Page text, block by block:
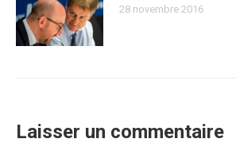
28 novembre 2016
Laisser un commentaire